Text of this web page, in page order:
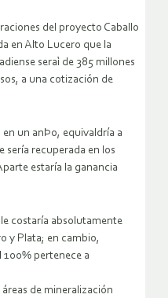
del proyecto Caballo
en Alto Lucero que la
seraì de 385 millones
a una cotización de
un anÞo, equivaldría a
sería recuperada en los
estaría la ganancia
costaría absolutamente
y Plata; en cambio,
pertenece a
de mineralización